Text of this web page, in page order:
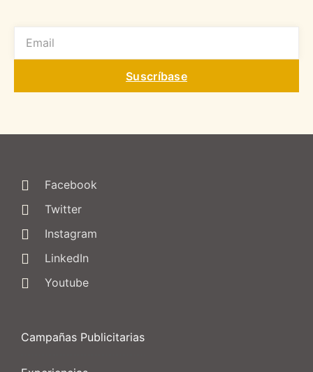
Suscríbase
Facebook
Twitter
Instagram
LinkedIn
Youtube
Campañas Publicitarias